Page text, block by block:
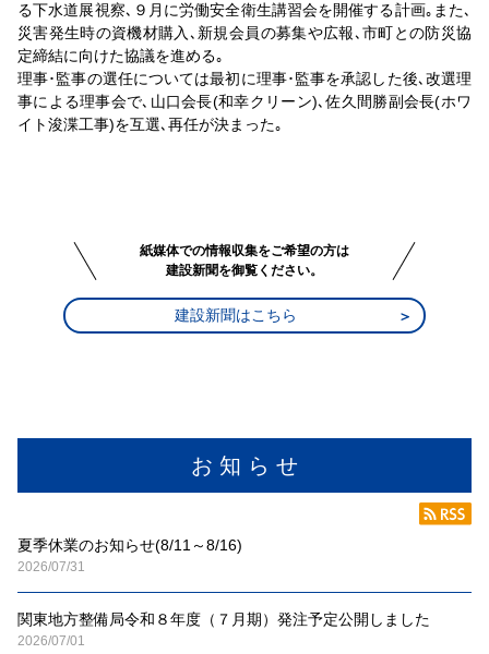
お 知 ら せ
夏季休業のお知らせ(8/11～8/16)
2026/07/31
関東地方整備局令和８年度（７月期）発注予定公開しました
2026/07/01
る下水道展視察､９月に労働安全衛生講習会を開催する計画｡また､
災害発生時の資機材購入､新規会員の募集や広報､市町との防災協
定締結に向けた協議を進める｡
理事･監事の選任については最初に理事･監事を承認した後､改選理
事による理事会で､山口会長(和幸クリーン)､佐久間勝副会長(ホワ
イト浚渫工事)を互選､再任が決まった｡
紙媒体での情報収集をご希望の方は
建設新聞を御覧ください。
建設新聞はこちら